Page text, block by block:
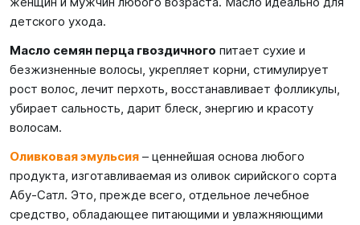
детского ухода.
Масло семян перца гвоздичного питает сухие и
безжизненные волосы, укрепляет корни, стимулирует
рост волос, лечит перхоть, восстанавливает фолликулы,
убирает сальность, дарит блеск, энергию и красоту
волосам.
Оливковая эмульсия – ценнейшая основа любого
продукта, изготавливаемая из оливок сирийского сорта
Абу-Сатл. Это, прежде всего, отдельное лечебное
средство, обладающее питающими и увлажняющими